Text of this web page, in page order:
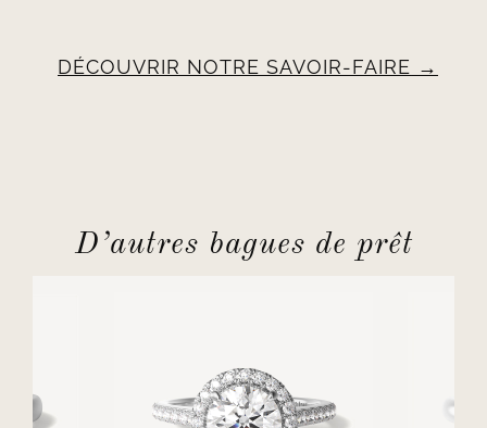
DÉCOUVRIR NOTRE SAVOIR-FAIRE
D’autres bagues de prêt